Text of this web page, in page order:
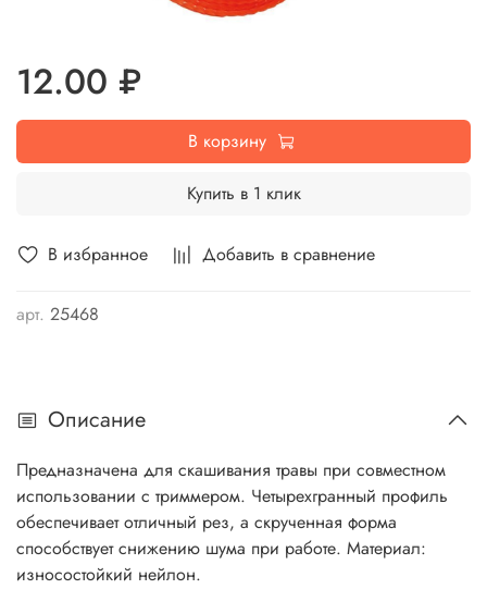
В избранное Добавить в сравнение
арт. 25468
12.00 ₽
В корзину
Купить в 1 клик
Описание
Предназначена для скашивания травы при совместном
использовании с триммером. Четырехгранный профиль
обеспечивает отличный рез, а скрученная форма
способствует снижению шума при работе. Материал:
износостойкий нейлон.